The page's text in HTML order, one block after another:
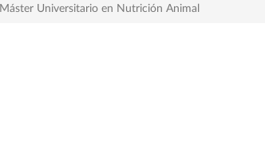
Máster Universitario en Nutrición Animal